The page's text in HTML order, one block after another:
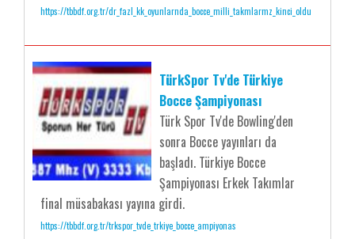
https://tbbdf.org.tr/dr_fazl_kk_oyunlarnda_bocce_milli_takmlarmz_kinci_oldu
TürkSpor Tv'de Türkiye
Bocce Şampiyonası
Türk Spor Tv'de Bowling'den
sonra Bocce yayınları da
başladı. Türkiye Bocce
Şampiyonası Erkek Takımlar
final müsabakası yayına girdi.
https://tbbdf.org.tr/trkspor_tvde_trkiye_bocce_ampiyonas